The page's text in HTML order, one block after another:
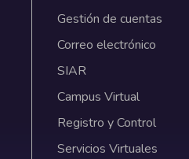
Gestión de cuentas
Correo electrónico
SIAR
Campus Virtual
Registro y Control
Servicios Virtuales